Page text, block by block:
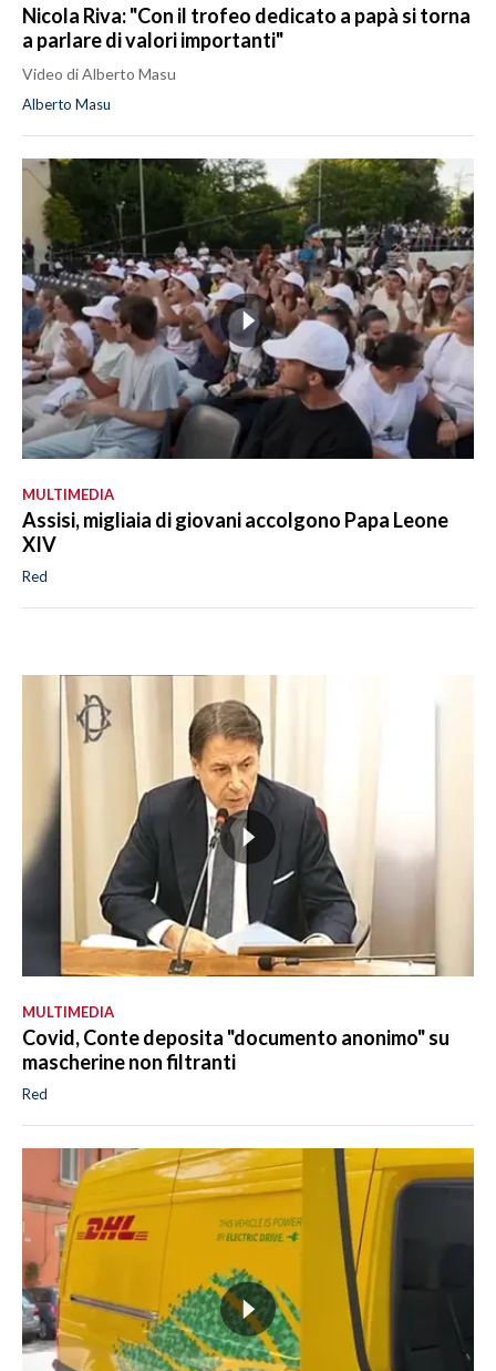
Nicola Riva: "Con il trofeo dedicato a papà si torna
a parlare di valori importanti"
Video di Alberto Masu
Alberto Masu
MULTIMEDIA
Assisi, migliaia di giovani accolgono Papa Leone
XIV
Red
MULTIMEDIA
Covid, Conte deposita "documento anonimo" su
mascherine non filtranti
Red